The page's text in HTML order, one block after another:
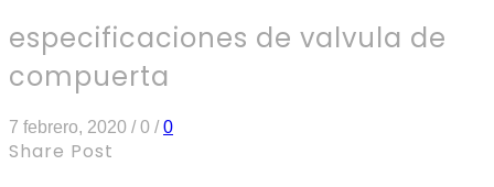
especificaciones de valvula de
compuerta
7 febrero, 2020 / 0 / 0
Share Post